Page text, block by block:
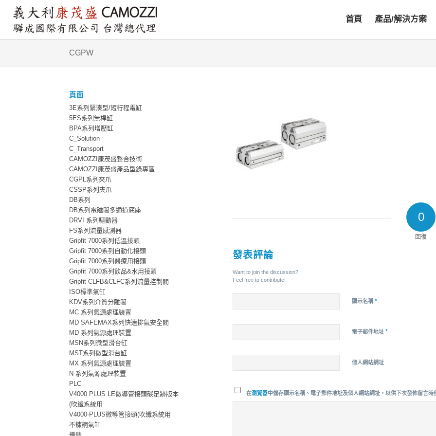
首頁 產品/解決方案
CGPW
0
回復
發表評論
Want to join the discussion?
Feel free to contribute!
顯示名稱*
電子郵件地址*
個人網站網址
在瀏覽器中儲存顯示名稱、電子郵件地址及個人網站網址，以供下次發佈留言時
頁面
3E系列緊湊型/短行程電缸
5ES系列無桿缸
BPA系列增壓缸
C_Solution
C_Transport
CAMOZZI康茂盛整合技術
CAMOZZI康茂盛產品型錄專區
CGPL系列夾爪
CSSP系列夾爪
DB系列
DB系列電磁閥多通道底座
DRVI 系列驅動器
FS系列流量感測器
Gripfit 7000系列低溫接頭
Gripfit 7000系列自動化接頭
Gripfit 7000系列醫療用接頭
Gripfit 7000系列飲品&水用接頭
Gripfit CLFB&CLFC系列流量控制閥
ISO標準氣缸
KDV系列介質分離閥
MC 系列氣源處理裝置
MD SAFEMAX系列快速排氣安全閥
MD 系列氣源處理裝置
MSN系列微型滑台缸
MST系列微型滑台缸
MX 系列氣源處理裝置
N 系列氣源處理裝置
PLC
V4000 PLUS LE微導管接頭碳足跡版本
(吹纖系統用
V4000-PLUS微導管接頭(吹纖系統用
不鏽鋼氣缸